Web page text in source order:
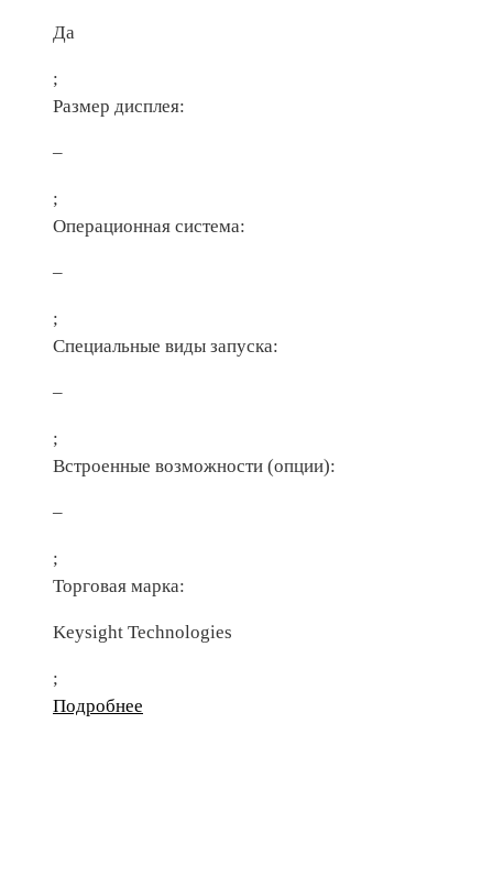
Да
;
Размер дисплея:
–
;
Операционная система:
–
;
Специальные виды запуска:
–
;
Встроенные возможности (опции):
–
;
Торговая марка:
Keysight Technologies
;
Подробнее